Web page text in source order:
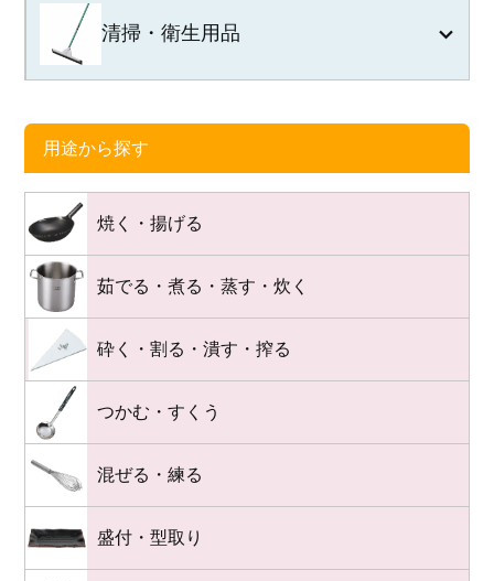
清掃・衛生用品
用途から探す
焼く・揚げる
茹でる・煮る・蒸す・炊く
砕く・割る・潰す・搾る
つかむ・すくう
混ぜる・練る
盛付・型取り